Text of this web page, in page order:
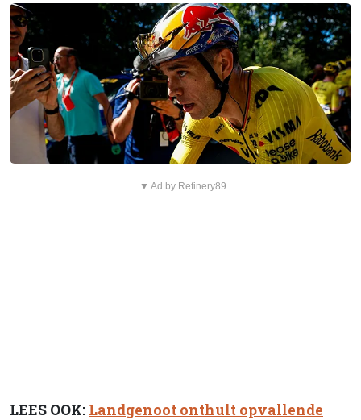
▼ Ad by Refinery89
LEES OOK: Landgenoot onthult opvallende